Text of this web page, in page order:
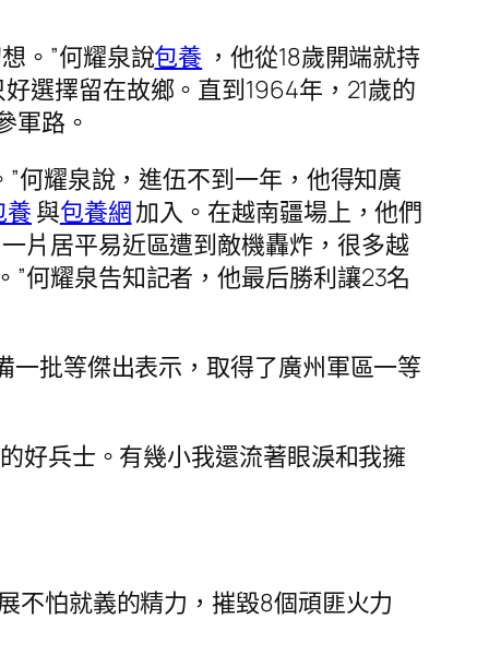
。”何耀泉說包養 ，他從18歲開端就持
選擇留在故鄉。直到1964年，21歲的
軍路。
何耀泉說，進伍不到一年，他得知廣
養 與包養網加入。在越南疆場上，他們
片居平易近區遭到敵機轟炸，很多越
何耀泉告知記者，他最后勝利讓23名
一批等傑出表示，取得了廣州軍區一等
好兵士。有幾小我還流著眼淚和我擁
不怕就義的精力，摧毀8個頑匪火力